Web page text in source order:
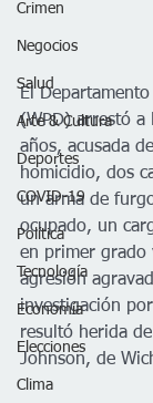
Crimen
Negocios
Salud
Arte & Cultura
Deportes
COVID-19
Política
Tecnología
Economía
Elecciones
Clima
El
(WPD) arrestó a
años, acusada
homicidio, dos
un arma de
ocupado, un
en primer grado
agresión
investigación
resultó herida
Johnson, de